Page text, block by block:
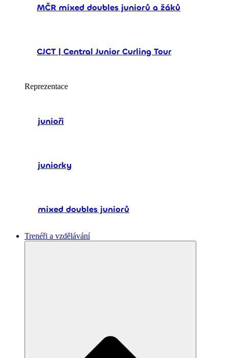
MČR mixed doubles juniorů a žáků
CJCT | Central Junior Curling Tour
Reprezentace
junioři
juniorky
mixed doubles juniorů
Trenéři a vzdělávání